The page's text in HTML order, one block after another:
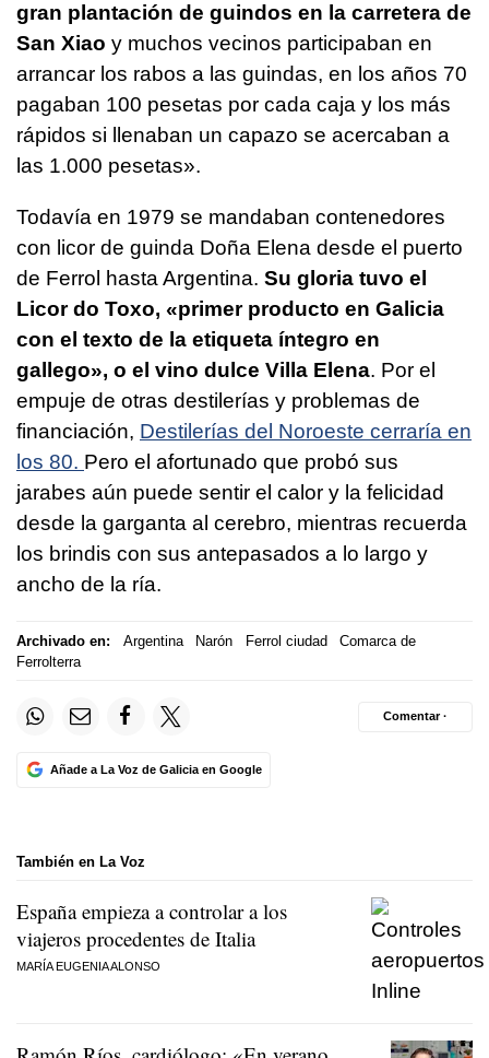
gran plantación de guindos en la carretera de
San Xiao y muchos vecinos participaban en
arrancar los rabos a las guindas, en los años 70
pagaban 100 pesetas por cada caja y los más
rápidos si llenaban un capazo se acercaban a
las 1.000 pesetas».
Todavía en 1979 se mandaban contenedores
con licor de guinda Doña Elena desde el puerto
de Ferrol hasta Argentina. Su gloria tuvo el
Licor do Toxo, «primer producto en Galicia
con el texto de la etiqueta íntegro en
gallego», o el vino dulce Villa Elena. Por el
empuje de otras destilerías y problemas de
financiación, Destilerías del Noroeste cerraría en
los 80. Pero el afortunado que probó sus
jarabes aún puede sentir el calor y la felicidad
desde la garganta al cerebro, mientras recuerda
los brindis con sus antepasados a lo largo y
ancho de la ría.
Archivado en: Argentina Narón Ferrol ciudad
Comarca de
Ferrolterra
Añade a La Voz de Galicia en Google
Comentar ·
También en La Voz
España empieza a controlar a los
viajeros procedentes de Italia
MARÍA EUGENIA ALONSO